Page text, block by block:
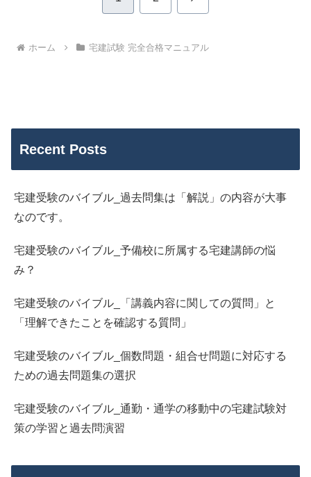
ホーム 宅建試験 完全合格マニュアル
Recent Posts
宅建受験のバイブル_過去問集は「解説」の内容が大事
なのです。
宅建受験のバイブル_予備校に所属する宅建講師の悩
み？
宅建受験のバイブル_「講義内容に関しての質問」と
「理解できたことを確認する質問」
宅建受験のバイブル_個数問題・組合せ問題に対応する
ための過去問題集の選択
宅建受験のバイブル_通勤・通学の移動中の宅建試験対
策の学習と過去問演習